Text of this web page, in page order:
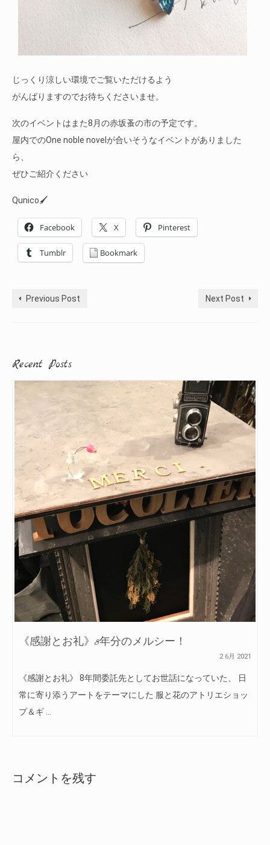
じっくり涼しい環境でご覧いただけるよう
がんばりますのでお待ちくださいませ。
次のイベントはまた8月の赤坂蚤の市の予定です。
屋内でのOne noble novelが合いそうなイベントがありました
ら、
ぜひご紹介ください
Qunico🖌
Facebook X Pinterest
Tumblr Bookmark
Previous Post Next Post
Recent Posts
《感謝とお礼》8年分のメルシー！
2 6月 2021
《感謝とお礼》 8年間委託先としてお世話になっていた、 日
常に寄り添うアートをテーマにした 服と花のアトリエショッ
プ＆ギ …
コメントを残す